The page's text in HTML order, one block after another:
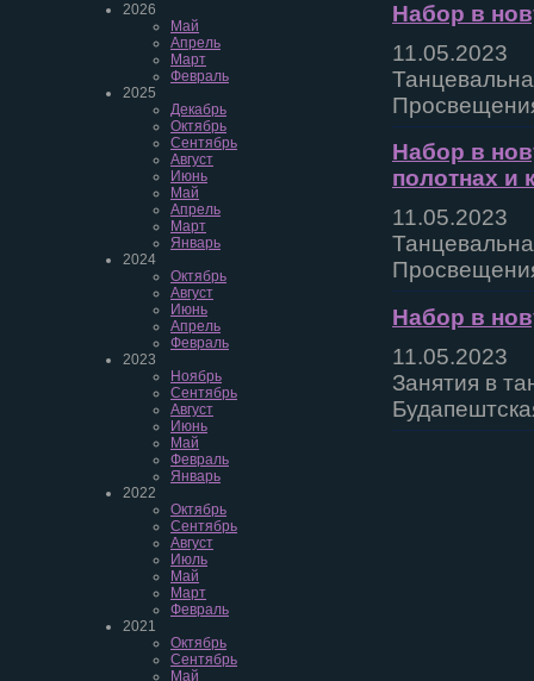
2026
Май
Апрель
Март
Февраль
2025
Декабрь
Октябрь
Сентябрь
Август
Июнь
Май
Апрель
Март
Январь
2024
Октябрь
Август
Июнь
Апрель
Февраль
2023
Ноябрь
Сентябрь
Август
Июнь
Май
Февраль
Январь
2022
Октябрь
Сентябрь
Август
Июль
Май
Март
Февраль
2021
Октябрь
Сентябрь
Май
Набор в
11.05.2023
Набор в
полотнах и
11.05.2023
Набор в
11.05.2023
Занятия в